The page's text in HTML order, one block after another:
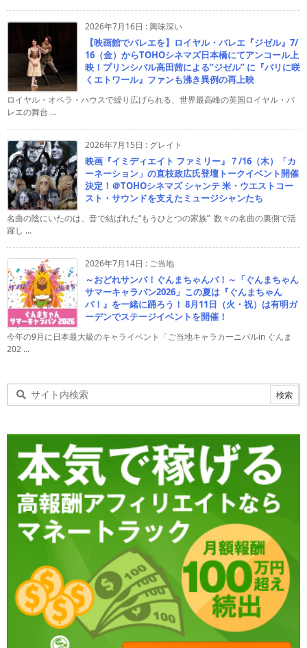
2026年7月16日 :興味深い
【映画館でバレエを】ロイヤル・バレエ『ジゼル』7/
16（金）からTOHOシネマズ日本橋にてアンコール上
映！プリンシパル高田茜による“ジゼル” に『パリに咲
くエトワール』ファンも沸き異例の再上映
ロイヤル・オペラ・ハウスで繰り広げられる、世界最高峰の英国ロイヤル・バ
レエの舞台 ...
2026年7月15日 : グレイト
映画『イミディエイト ファミリー』７/16（木）「カ
ーネーション」の直枝政広氏登壇トークイベント開催
決定！＠TOHOシネマズ シャンテ 米・ウエストコー
スト・サウンドを支えたミュージシャンたち
名曲の陰にいたのは、音で結ばれた“もうひとつの家族” 数々の名曲の裏側で活
躍し ...
2026年7月14日 : ご当地
～おどれサンバ！ぐんまちゃんバ！～「ぐんまちゃん
サマーキャラバン2026」この夏は『ぐんまちゃん
バ！』を一緒に踊ろう！ 8月11日（火・祝）は有明ガ
ーデンでステージイベントを開催！
今年の9月に日本最大級のキャライベント「ご当地キャラカーニバルin ぐんま
202 ...